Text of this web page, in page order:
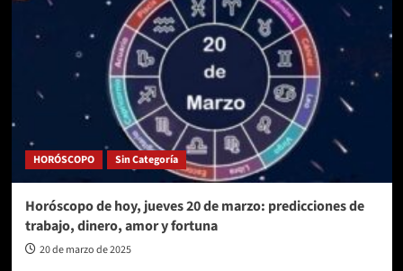
HORÓSCOPO Sin Categoría
Horóscopo de hoy, jueves 20 de marzo: predicciones de
trabajo, dinero, amor y fortuna
20 de marzo de 2025